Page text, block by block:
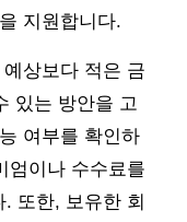
지원합니다.
상보다 적은 금
있는 방안을 고
여부를 확인하
엄이나 수수료를
또한, 보유한 회